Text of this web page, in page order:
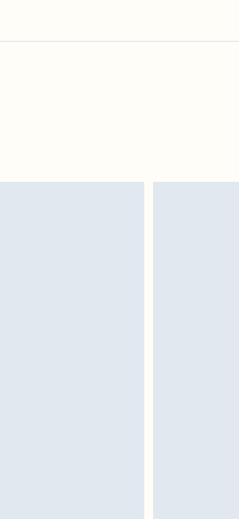
masques tendance, les
la maison, y compris le linge de lit, les